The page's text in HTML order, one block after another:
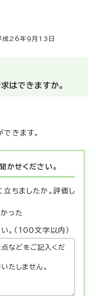
26年9月13日
はできますか。
きます。
かせください。
ちましたか。評価し
った
。（100文字以内）